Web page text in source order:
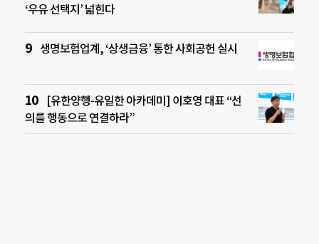
‘우유 선택지’ 넓힌다
생명보험업계, ‘상생금융’ 통한 사회공헌 실시
[유한양행-유일한 아카데미] 이호영 대표 “선
의를 행동으로 연결하라”